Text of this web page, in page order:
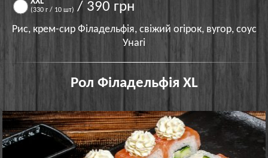
(330 г / 10 шт) / 390 грн
Рис, крем-сир Філадельфія, свіжий огірок, вугор, соус
Унагі
Рол Філадельфія XL